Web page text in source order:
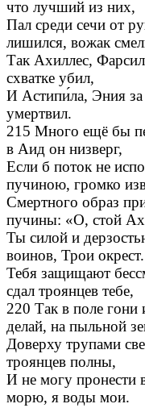
что лучший из них,
Пал среди сечи от
лишился, вожак
Так Ахиллес,
схватке убил,
И Астипи́ла, Эния
умертвил.
215 Много ещё бы
в Аид он низверг,
Если б поток не
пучиною, громко
Смертного образ
пучины: «О, стой
Ты силой и
воинов, Трои окрест.
Тебя защищают
сдал троянцев тебе,
220 Так в поле гони
делай, на пыльной
Доверху трупами
троянцев полны,
И не могу пронести
морю, я воды мои.